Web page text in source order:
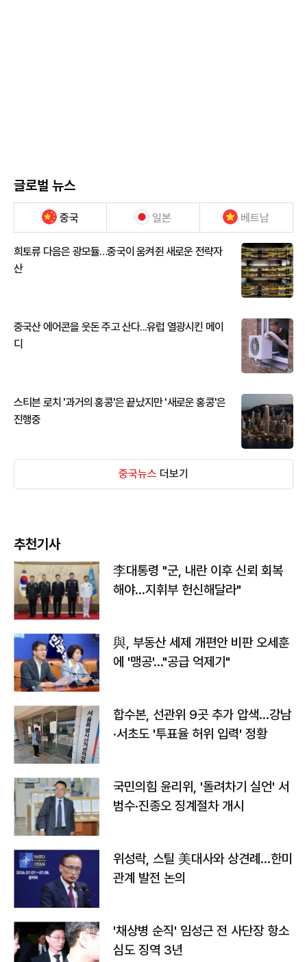
글로벌 뉴스
중국 일본 베트남
희토류 다음은 광모듈…중국이 움켜쥔 새로운 전략자
산
중국산 에어콘을 웃돈 주고 산다...유럽 열광시킨 메이
디
스티븐 로치 '과거의 홍콩'은 끝났지만 '새로운 홍콩'은
진행중
중국뉴스 더보기
추천기사
李대통령 "군, 내란 이후 신뢰 회복
해야…지휘부 헌신해달라"
與, 부동산 세제 개편안 비판 오세훈
에 '맹공'…"공급 억제기"
합수본, 선관위 9곳 추가 압색…강남
·서초도 '투표율 허위 입력' 정황
국민의힘 윤리위, '돌려차기 실언' 서
범수·진종오 징계절차 개시
위성락, 스틸 美대사와 상견례…한미
관계 발전 논의
'채상병 순직' 임성근 전 사단장 항소
심도 징역 3년